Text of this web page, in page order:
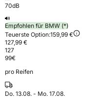
70dB
Empfohlen für BMW (*)
Teuerste Option:159,99 €
127,99 €
127
99€
pro Reifen
Do. 13.08. - Mo. 17.08.